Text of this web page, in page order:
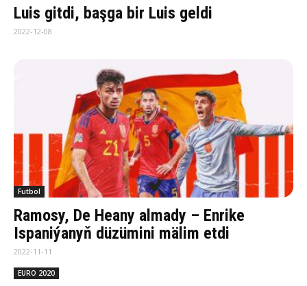
Luis gitdi, başga bir Luis geldi
2022-12-08
Futbol
Ramosy, De Heany almady – Enrike
Ispaniýanyň düzümini mälim etdi
2022-11-11
EURO 2020